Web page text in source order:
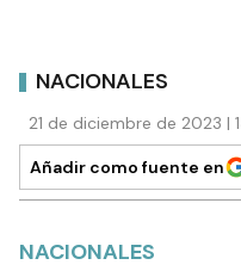
NACIONALES
21 de diciembre de 2023 |
Añadir como fuente en
NACIONALES